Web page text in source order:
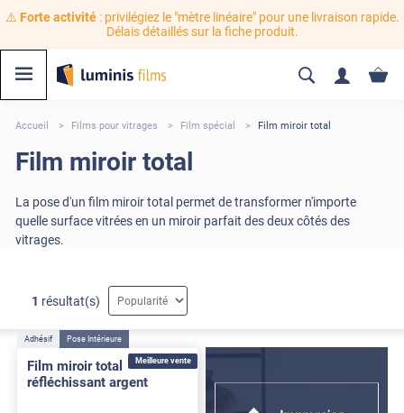
⚠️ Forte activité: privilégiez le "mètre linéaire" pour une livraison rapide.
Délais détaillés sur la fiche produit.
Accueil Films pour vitrages Film spécial Film miroir total
Film miroir total
La pose d'un film miroir total permet de transformer n'importe
quelle surface vitrées en un miroir parfait des deux côtés des
vitrages.
1 résultat(s)
Meilleure vente
Adhésif Pose Intérieure
Film miroir total
réfléchissant argent